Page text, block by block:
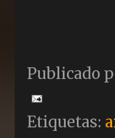
Publicado
Etiquetas: